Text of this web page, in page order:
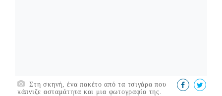
Στη σκηνή, ένα πακέτο από τα τσιγάρα που
κάπνιζε ασταμάτητα και μια φωτογραφία της.